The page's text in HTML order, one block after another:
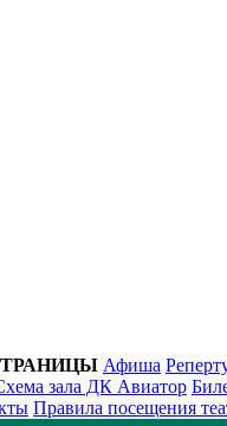
Афиша
зала ДК Авиатор
Правила посещения